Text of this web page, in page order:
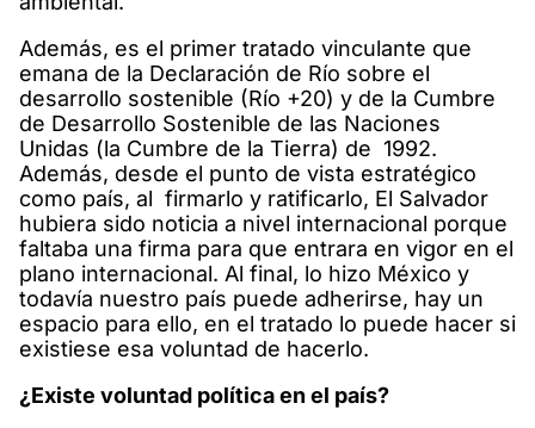
Además, es el primer tratado vinculante que
emana de la Declaración de Río sobre el
desarrollo sostenible (Río +20) y de la Cumbre
de Desarrollo Sostenible de las Naciones
Unidas (la Cumbre de la Tierra) de 1992.
Además, desde el punto de vista estratégico
como país, al firmarlo y ratificarlo, El Salvador
hubiera sido noticia a nivel internacional porque
faltaba una firma para que entrara en vigor en el
plano internacional. Al final, lo hizo México y
todavía nuestro país puede adherirse, hay un
espacio para ello, en el tratado lo puede hacer si
existiese esa voluntad de hacerlo.
¿Existe voluntad política en el país?